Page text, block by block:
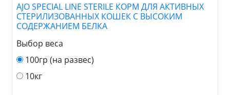
AJO SPECIAL LINE STERILE КОРМ ДЛЯ АКТИВНЫХ
СТЕРИЛИЗОВАННЫХ КОШЕК С ВЫСОКИМ
СОДЕРЖАНИЕМ БЕЛКА
Выбор веса
100гр (на развес)
10кг